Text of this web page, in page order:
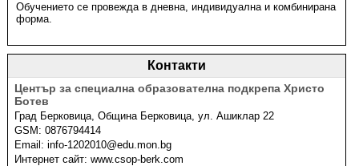
Обучението се провежда в дневна, индивидуална и комбинирана
форма.
Контакти
Център за специална образователна подкрепа Христо
Ботев
Град Берковица,Община Берковица,ул. Ашиклар 22
GSM:0876794414
Email:info-1202010@edu.mon.bg
Интернет сайт:www.csop-berk.com